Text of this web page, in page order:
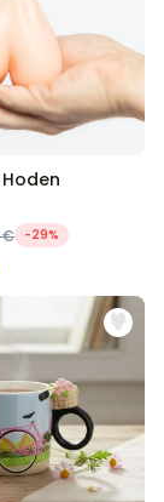
€ -29%